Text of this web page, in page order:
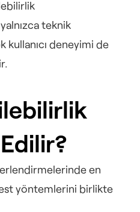
teknik
deneyimi de
en
yöntemlerini birlikte